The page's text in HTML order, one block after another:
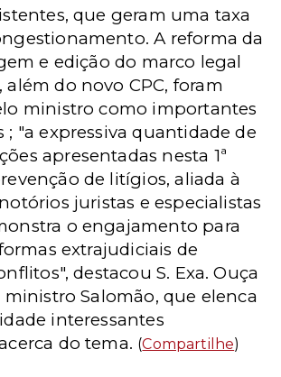
que geram uma taxa
A reforma da
e edição do marco legal
além do novo CPC, foram
ministro como importantes
"a expressiva quantidade de
apresentadas nesta 1ª
de litígios, aliada à
juristas e especialistas
o engajamento para
extrajudiciais de
destacou S. Exa. Ouça
Salomão, que elenca
interessantes
do tema. (Compartilhe)